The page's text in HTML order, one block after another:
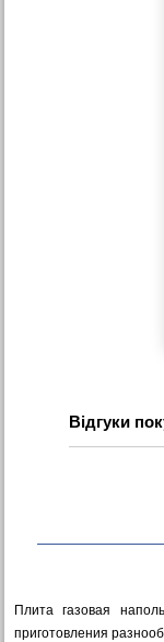
Відгуки
Плита газовая
приготовления